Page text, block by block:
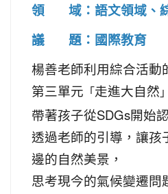
領 域：語文領域、
議 題：國際教育
楊善老師利用綜合活動
第三單元 「 走進大自然 」
帶著孩子從SDGs開始
透過老師的引導，讓孩
邊的自然美景，
思考現今的氣候變遷問